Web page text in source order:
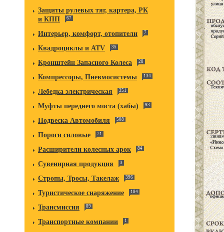
Защиты рулевых тяг, картера, РК
и КПП
67
Интерьер, комфорт, отопители 7
Квадроциклы и ATV 35
Кронштейн Запасного Колеса 28
Компрессоры, Пневмосистемы 134
Лебедка электрическая 351
Муфты переднего моста (хабы) 93
Подвеска Автомобиля 508
Пороги силовые 71
Расширители колесных арок 84
Сувенирная продукция 3
Стропы, Тросы, Такелаж 396
Туристическое снаряжение 184
Трансмиссия 89
Транспортные компании 1